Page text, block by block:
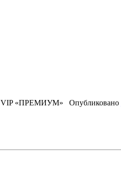
VIP «ПРЕМИУМ» Опубликовано